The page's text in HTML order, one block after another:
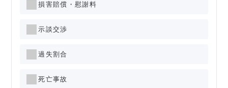
損害賠償・慰謝料
示談交渉
過失割合
死亡事故